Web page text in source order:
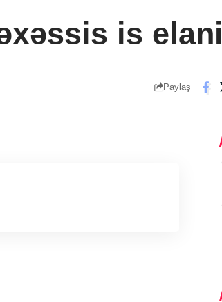
is elani
Paylaş